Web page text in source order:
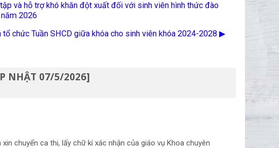
và hỗ trợ khó khăn đột xuất đối với sinh viên hình thức đào
2026
tổ chức Tuần SHCD giữa khóa cho sinh viên khóa 2024-2028 ▶︎
NHẬT 07/5/2026]
chuyển ca thi, lấy chữ kí xác nhận của giáo vụ Khoa chuyên